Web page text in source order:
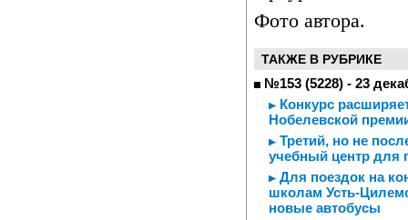
Фото автора.
ТАКЖЕ В РУБРИКЕ
№153 (5228) - 23
Конкурс
Нобелевской
Третий, но не
учебный центр для
Для поездок на
школам Усть-
новые автобусы